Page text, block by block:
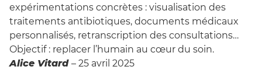
expérimentations concrètes : visualisation des
traitements antibiotiques, documents médicaux
personnalisés, retranscription des consultations…
Objectif : replacer l’humain au cœur du soin.
Alice Vitard – 25 avril 2025